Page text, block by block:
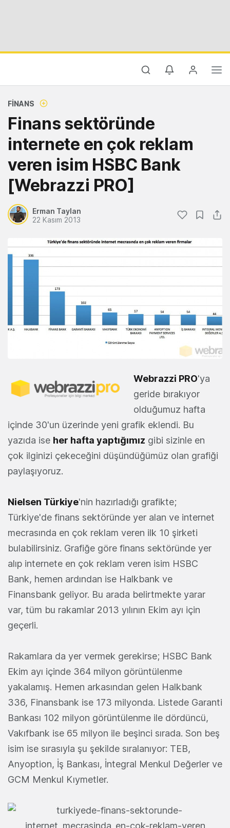
FINANS
Finans sektöründe
internete en çok reklam
veren isim HSBC Bank
[Webrazzi PRO]
Erman Taylan
22 Kasım 2013
Webrazzi PRO'ya
geride bırakıyor
olduğumuz hafta
içinde 30'un üzerinde yeni grafik eklendi. Bu
yazıda ise her hafta yaptığımız gibi sizinle en
çok ilginizi çekeceğini düşündüğümüz olan grafiği
paylaşıyoruz.
Nielsen Türkiye'nin hazırladığı grafikte;
Türkiye'de finans sektöründe yer alan ve internet
mecrasında en çok reklam veren ilk 10 şirketi
bulabilirsiniz. Grafiğe göre finans sektöründe yer
alıp internete en çok reklam veren isim HSBC
Bank, hemen ardından ise Halkbank ve
Finansbank geliyor. Bu arada belirtmekte yarar
var, tüm bu rakamlar 2013 yılının Ekim ayı için
geçerli.
Rakamlara da yer vermek gerekirse; HSBC Bank
Ekim ayı içinde 364 milyon görüntülenme
yakalamış. Hemen arkasından gelen Halkbank
336, Finansbank ise 173 milyonda. Listede Garanti
Bankası 102 milyon görüntülenme ile dördüncü,
Vakıfbank ise 65 milyon ile beşinci sırada. Son beş
isim ise sırasıyla şu şekilde sıralanıyor: TEB,
Anyoption, İş Bankası, İntegral Menkul Değerler ve
GCM Menkul Kıymetler.